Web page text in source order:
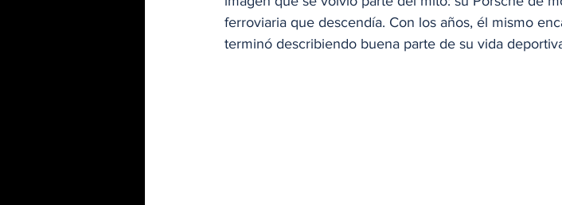
ferroviaria que descendía. Con los años, él mismo
terminó describiendo buena parte de su vida